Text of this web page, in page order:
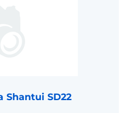
Shantui SD22